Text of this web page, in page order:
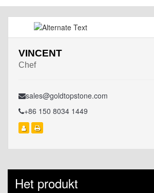
VINCENT
Chef
sales@goldtopstone.com
+86 150 8034 1449
Het produkt